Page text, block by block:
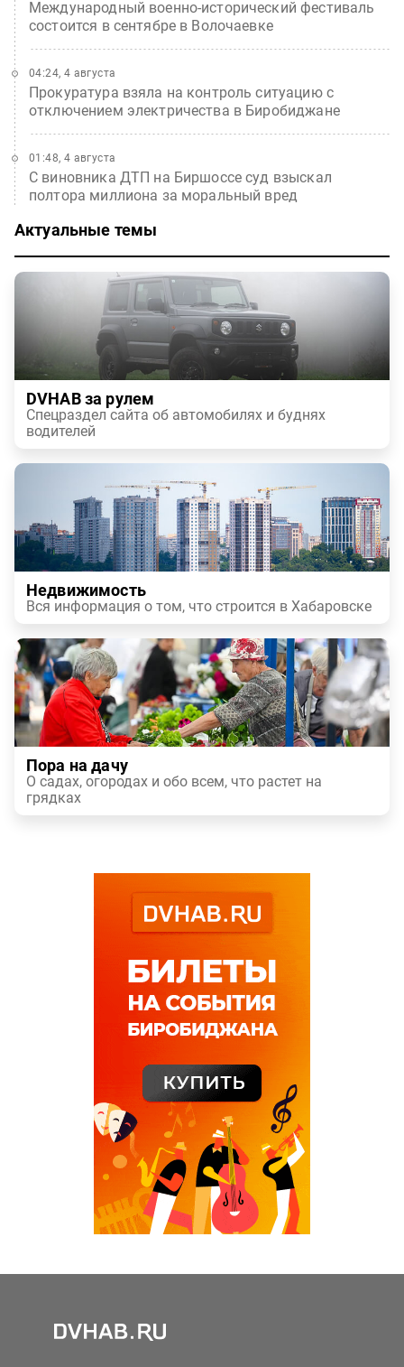
Международный военно-исторический фестиваль
состоится в сентябре в Волочаевке
Прокуратура взяла на контроль ситуацию с
отключением электричества в Биробиджане
04:24, 4 августа
С виновника ДТП на Биршоссе суд взыскал
полтора миллиона за моральный вред
01:48, 4 августа
Актуальные темы
DVHAB за рулем
Спецраздел сайта об автомобилях и буднях
водителей
Недвижимость
Вся информация о том, что строится в Хабаровске
Пора на дачу
О садах, огородах и обо всем, что растет на
грядках